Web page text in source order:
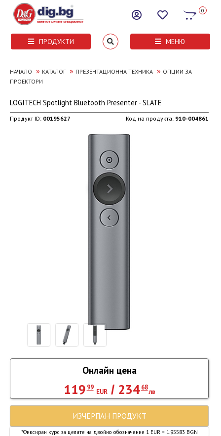
0
ПРОДУКТИ МЕНЮ
НАЧАЛО » КАТАЛОГ » ПРЕЗЕНТАЦИОННА ТЕХНИКА » ОПЦИИ ЗА
ПРОЕКТОРИ
LOGITECH Spotlight Bluetooth Presenter - SLATE
Продукт ID: 00195627 Код на продукта: 910-004861
Онлайн цена
119 99
EUR/ 234 68
лв
*Фиксиран курс за целите на двойно обозначение 1 EUR = 1.95583 BGN
ИЗЧЕРПАН ПРОДУКТ